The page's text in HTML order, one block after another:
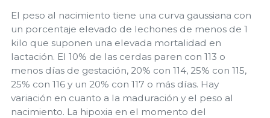
El peso al nacimiento tiene una curva gaussiana con
un porcentaje elevado de lechones de menos de 1
kilo que suponen una elevada mortalidad en
lactación. El 10% de las cerdas paren con 113 o
menos días de gestación, 20% con 114, 25% con 115,
25% con 116 y un 20% con 117 o más días. Hay
variación en cuanto a la maduración y el peso al
nacimiento. La hipoxia en el momento del